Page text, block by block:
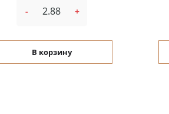
- +
В корзину